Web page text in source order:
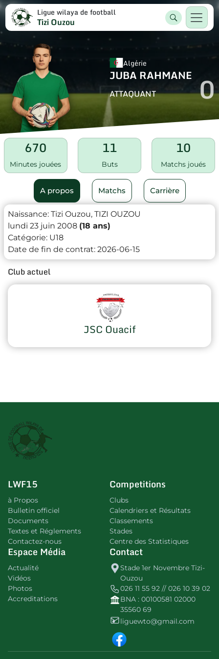
Ligue wilaya de football
Tizi Ouzou
Algérie
JUBA RAHMANE
ATTAQUANT 0
670
Minutes jouées
11
Buts
10
Matchs joués
A propos Matchs Carrière
Naissance: Tizi Ouzou, TIZI OUZOU
lundi 23 juin 2008 (18 ans)
Catégorie: U18
Date de fin de contrat: 2026-06-15
Club actuel
JSC Ouacif
LWF15
à Propos
Bulletin officiel
Documents
Textes et Réglements
Contactez-nous
Competitions
Clubs
Calendriers et Résultats
Classements
Stades
Centre des Statistiques
Espace Média
Actualité
Vidéos
Photos
Accreditations
Contact
Stade 1er Novembre Tizi-
Ouzou
026 11 55 92 // 026 10 39 02
BNA : 00100581 02000
35560 69
liguewto@gmail.com